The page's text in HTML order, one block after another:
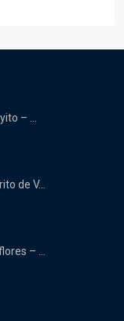
– ...
de V...
– ...